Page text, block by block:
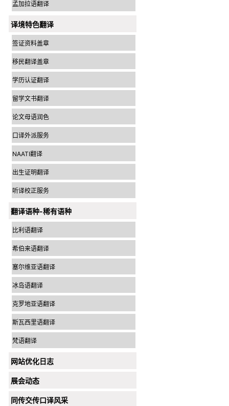
孟加拉语翻译
译境特色翻译
签证资料盖章
移民翻译盖章
学历认证翻译
留学文书翻译
论文母语润色
口译外派服务
NAATI翻译
出生证明翻译
听译校正服务
翻译语种-稀有语种
比利语翻译
希伯来语翻译
塞尔维亚语翻译
冰岛语翻译
克罗地亚语翻译
斯瓦西里语翻译
梵语翻译
网站优化日志
展会动态
同传交传口译风采